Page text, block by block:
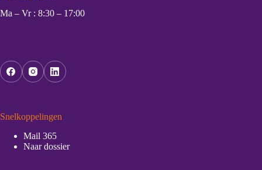
Ma – Vr : 8:30 – 17:00
Snelkoppelingen
Mail 365
Naar dossier